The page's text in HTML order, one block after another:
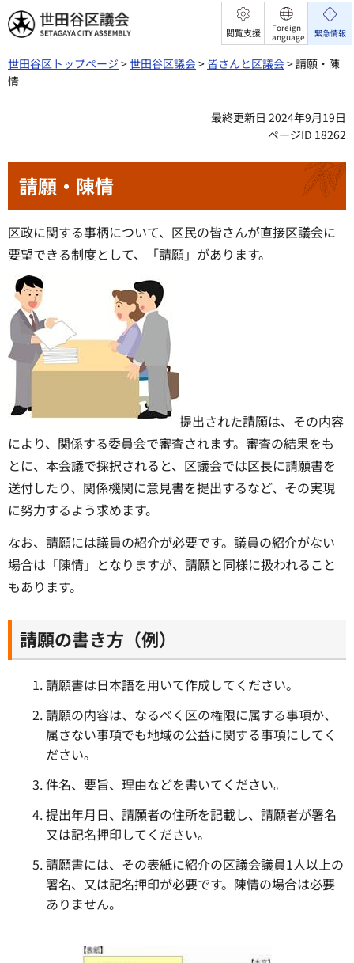
世田谷区議会
閲覧支援
Foreign
Language
緊急情報
世田谷区トップページ >世田谷区議会>皆さんと区議会> 請願・陳
情
最終更新日 2024年9月19日
ページID 18262
請願・陳情
区政に関する事柄について、区民の皆さんが直接区議会に
要望できる制度として、「請願」があります。
提出された請願は、その内容
により、関係する委員会で審査されます。審査の結果をも
とに、本会議で採択されると、区議会では区長に請願書を
送付したり、関係機関に意見書を提出するなど、その実現
に努力するよう求めます。
なお、請願には議員の紹介が必要です。議員の紹介がない
場合は「陳情」となりますが、請願と同様に扱われること
もあります。
請願の書き方（例）
請願書は日本語を用いて作成してください。
請願の内容は、なるべく区の権限に属する事項か、
属さない事項でも地域の公益に関する事項にしてく
ださい。
件名、要旨、理由などを書いてください。
提出年月日、請願者の住所を記載し、請願者が署名
又は記名押印してください。
請願書には、その表紙に紹介の区議会議員1人以上の
署名、又は記名押印が必要です。陳情の場合は必要
ありません。